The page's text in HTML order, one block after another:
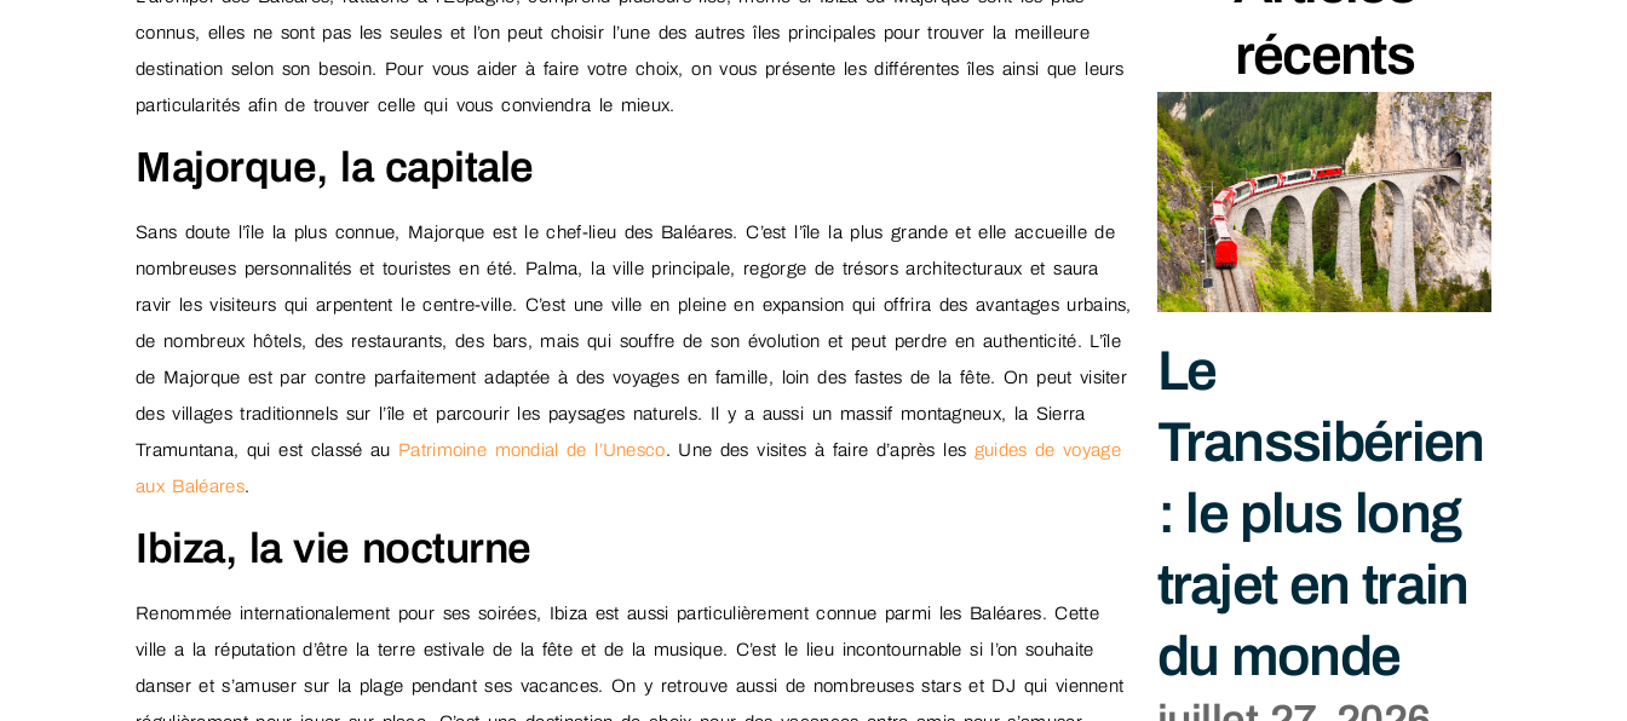
connus, elles ne sont pas les seules et l’on peut choisir l’une des autres îles principales pour trouver la meilleure
destination selon son besoin. Pour vous aider à faire votre choix, on vous présente les différentes îles ainsi que leurs
particularités afin de trouver celle qui vous conviendra le mieux.
Majorque, la capitale
Sans doute l’île la plus connue, Majorque est le chef-lieu des Baléares. C’est l’île la plus grande et elle accueille de
nombreuses personnalités et touristes en été. Palma, la ville principale, regorge de trésors architecturaux et saura
ravir les visiteurs qui arpentent le centre-ville. C’est une ville en pleine en expansion qui offrira des avantages urbains,
de nombreux hôtels, des restaurants, des bars, mais qui souffre de son évolution et peut perdre en authenticité. L’île
de Majorque est par contre parfaitement adaptée à des voyages en famille, loin des fastes de la fête. On peut visiter
des villages traditionnels sur l’île et parcourir les paysages naturels. Il y a aussi un massif montagneux, la Sierra
Tramuntana, qui est classé au Patrimoine mondial de l’Unesco. Une des visites à faire d’après les guides de voyage
aux Baléares.
Ibiza, la vie nocturne
Renommée internationalement pour ses soirées, Ibiza est aussi particulièrement connue parmi les Baléares. Cette
ville a la réputation d’être la terre estivale de la fête et de la musique. C’est le lieu incontournable si l’on souhaite
danser et s’amuser sur la plage pendant ses vacances. On y retrouve aussi de nombreuses stars et DJ qui viennent
récents
Le
Transsibérien
: le plus long
trajet en train
du monde